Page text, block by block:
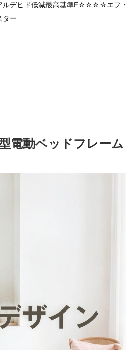
ルデヒド低減最高基準F☆☆☆☆エフ・
ター
電動ベッドフレーム